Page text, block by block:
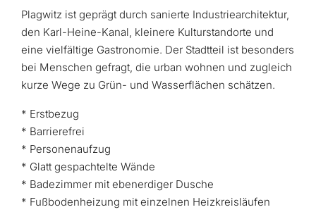
Plagwitz ist geprägt durch sanierte Industriearchitektur,
den Karl-Heine-Kanal, kleinere Kulturstandorte und
eine vielfältige Gastronomie. Der Stadtteil ist besonders
bei Menschen gefragt, die urban wohnen und zugleich
kurze Wege zu Grün- und Wasserflächen schätzen.
* Erstbezug
* Barrierefrei
* Personenaufzug
* Glatt gespachtelte Wände
* Badezimmer mit ebenerdiger Dusche
* Fußbodenheizung mit einzelnen Heizkreisläufen